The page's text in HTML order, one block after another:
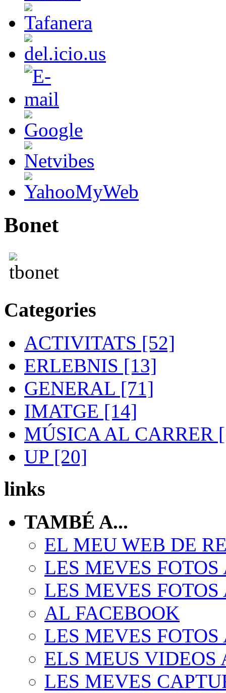
Bonet
Categories
ACTIVITATS [52]
ERLEBNIS [13]
GENERAL [71]
IMATGE [14]
MÚSICA AL CARRER
UP [20]
links
TAMBÉ A...
EL MEU WEB DE
LES MEVES
LES MEVES FOTOS
AL FACEBOOK
LES MEVES
ELS MEUS VIDEOS
LES MEVES